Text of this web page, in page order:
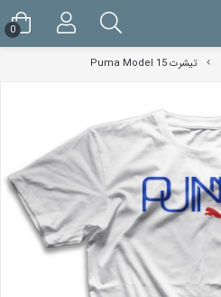
تیشرت Puma Model 15
0